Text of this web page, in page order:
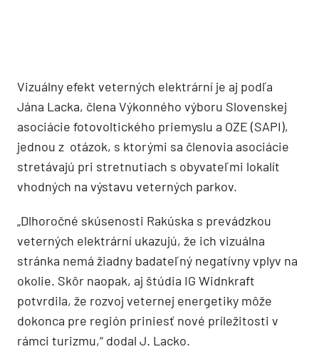
Vizuálny efekt veterných elektrární je aj podľa
Jána Lacka, člena Výkonného výboru Slovenskej
asociácie fotovoltického priemyslu a OZE (SAPI),
jednou z otázok, s ktorými sa členovia asociácie
stretávajú pri stretnutiach s obyvateľmi lokalít
vhodných na výstavu veterných parkov.
„Dlhoročné skúsenosti Rakúska s prevádzkou
veterných elektrární ukazujú, že ich vizuálna
stránka nemá žiadny badateľný negatívny vplyv na
okolie. Skôr naopak, aj štúdia IG Widnkraft
potvrdila, že rozvoj veternej energetiky môže
dokonca pre región priniesť nové príležitosti v
rámci turizmu,“ dodal J. Lacko.